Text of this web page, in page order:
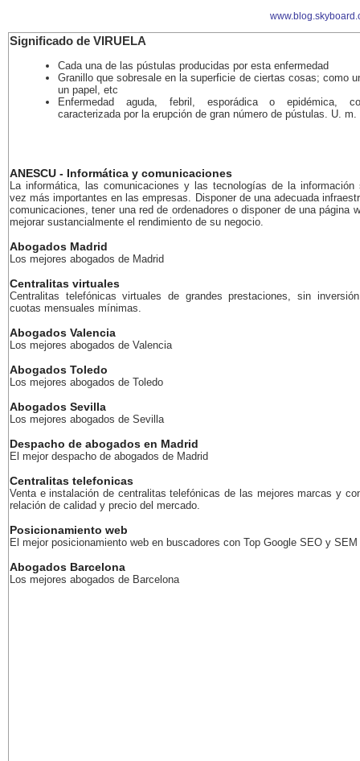
Significado de VIRUELA
Cada una de las pústulas producidas por esta enfermedad
Granillo que sobresale en la superficie de ciertas cosas; como
un papel, etc
Enfermedad aguda, febril, esporádica o epidémica,
caracterizada por la erupción de gran número de pústulas. U. m.
ANESCU - Informática y comunicaciones
La informática, las comunicaciones y las tecnologías de la información
vez más importantes en las empresas. Disponer de una adecuada
comunicaciones, tener una red de ordenadores o disponer de una página
mejorar sustancialmente el rendimiento de su negocio.
Abogados Madrid
Los mejores abogados de Madrid
Centralitas virtuales
Centralitas telefónicas virtuales de grandes prestaciones, sin
cuotas mensuales mínimas.
Abogados Valencia
Los mejores abogados de Valencia
Abogados Toledo
Los mejores abogados de Toledo
Abogados Sevilla
Los mejores abogados de Sevilla
Despacho de abogados en Madrid
El mejor despacho de abogados de Madrid
Centralitas telefonicas
Venta e instalación de centralitas telefónicas de las mejores marcas y
relación de calidad y precio del mercado.
Posicionamiento web
El mejor posicionamiento web en buscadores con Top Google SEO y SEM
Abogados Barcelona
Los mejores abogados de Barcelona